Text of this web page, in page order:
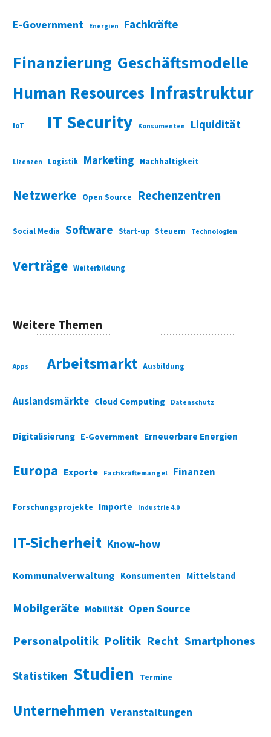
E-Government Energien Fachkräfte
Finanzierung Geschäftsmodelle
Human Resources Infrastruktur
IoT IT Security Konsumenten Liquidität
Lizenzen Logistik Marketing Nachhaltigkeit
Netzwerke Open Source Rechenzentren
Social Media Software Start-up Steuern Technologien
Verträge Weiterbildung
Weitere Themen
Apps Arbeitsmarkt Ausbildung
Auslandsmärkte Cloud Computing Datenschutz
Digitalisierung E-Government Erneuerbare Energien
Europa Exporte Fachkräftemangel Finanzen
Forschungsprojekte Importe Industrie 4.0
IT-Sicherheit Know-how
Kommunalverwaltung Konsumenten Mittelstand
Mobilgeräte Mobilität Open Source
Personalpolitik Politik Recht Smartphones
Statistiken Studien Termine
Unternehmen Veranstaltungen